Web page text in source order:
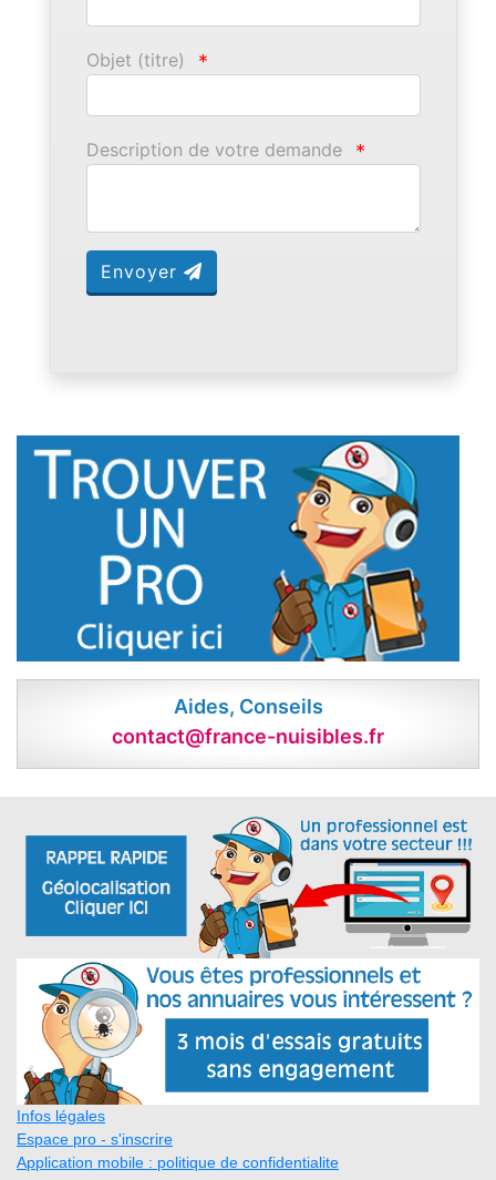
Objet (titre) *
Description de votre demande *
Envoyer
Aides, Conseils
contact@france-nuisibles.fr
Infos légales
Espace pro - s'inscrire
Application mobile : politique de confidentialite